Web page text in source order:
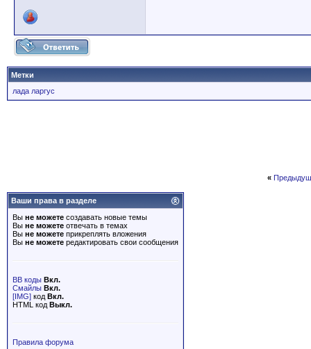
Метки
лада ларгус
«
Ваши права в разделе
Вы не можете создавать новые темы
Вы не можете отвечать в темах
Вы не можете прикреплять вложения
Вы не можете редактировать свои сообщения
BB коды Вкл.
Смайлы Вкл.
[IMG] код Вкл.
HTML код Выкл.
Правила форума